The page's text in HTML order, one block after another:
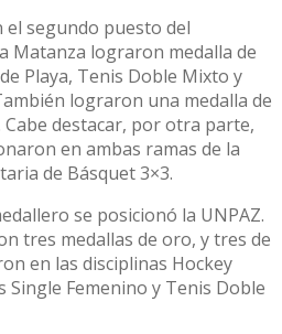
el segundo puesto del
Matanza lograron medalla de
Playa, Tenis Doble Mixto y
lograron una medalla de
destacar, por otra parte,
en ambas ramas de la
de Básquet 3×3.
se posicionó la UNPAZ.
tres medallas de oro, y tres de
en las disciplinas Hockey
Single Femenino y Tenis Doble